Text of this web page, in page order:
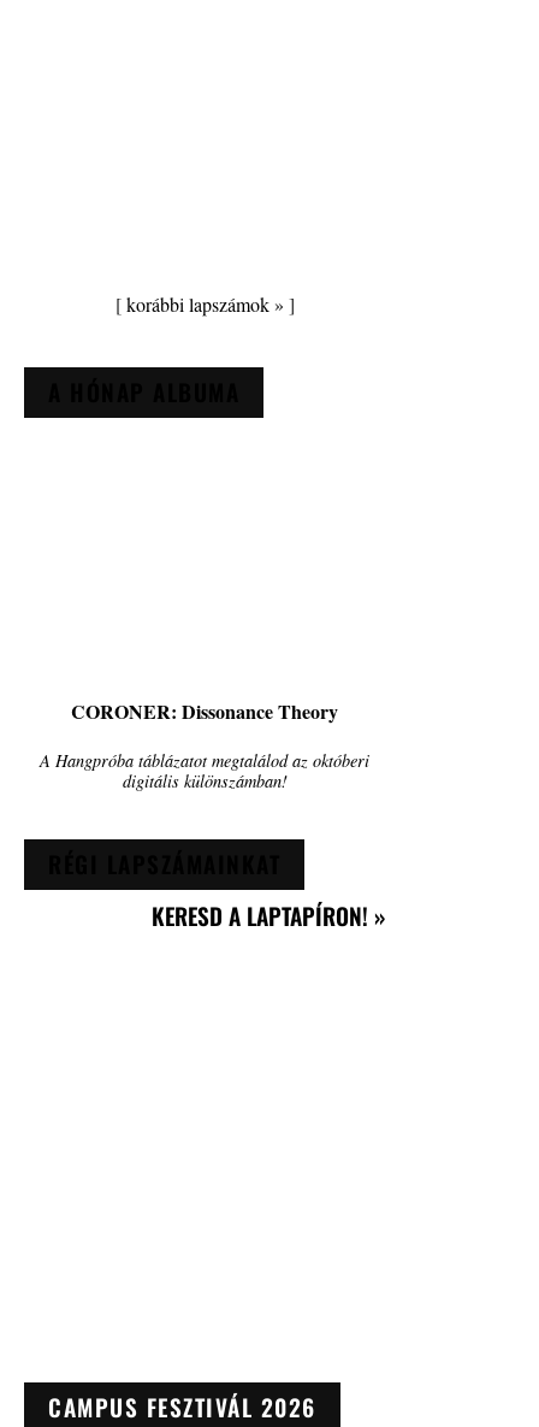
[korábbi lapszámok » ]
CORONER: Dissonance Theory
A Hangpróba táblázatot megtalálod az októberi
digitális különszámban!
KERESD A LAPTAPÍRON! »
CAMPUS FESZTIVÁL 2026